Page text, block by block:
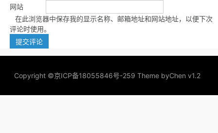
网站
在此浏览器中保存我的显示名称、邮箱地址和网站地址，以便下次
评论时使用。
Copyright ©京ICP备18055846号-259 Theme byChen v1.2